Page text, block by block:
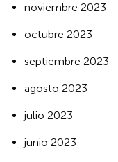
noviembre 2023
octubre 2023
septiembre 2023
agosto 2023
julio 2023
junio 2023